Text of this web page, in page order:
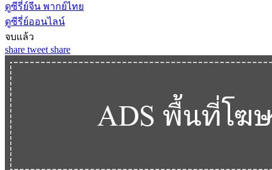
ดูซีรี่ย์จีน พากย์ไทย
ดูซีรี่ย์ออนไลน์
จบแล้ว
share tweet share